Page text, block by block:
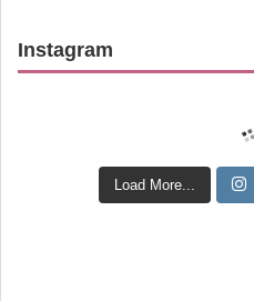
Instagram
Load More...